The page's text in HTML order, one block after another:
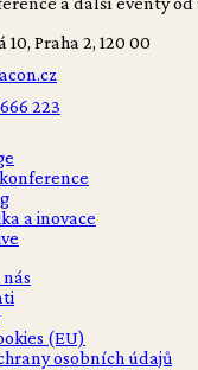
10, Praha 2, 120 00
223
a inovace
(EU)
osobních údajů